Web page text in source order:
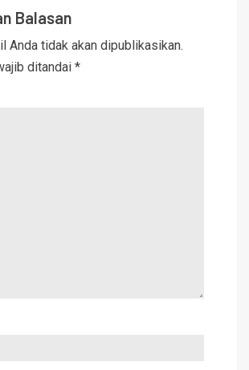
Balasan
Anda tidak akan dipublikasikan.
ditandai *